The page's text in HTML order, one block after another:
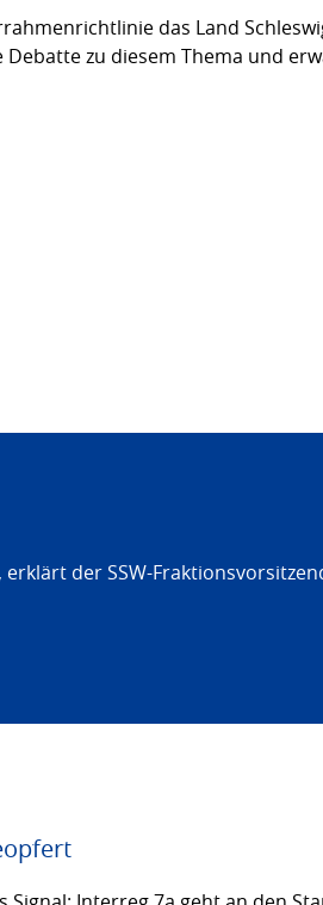
das Land
zu diesem Thema und
der SSW-